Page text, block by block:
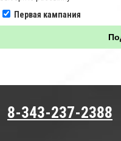
Первая кампания
8-343-237-2388